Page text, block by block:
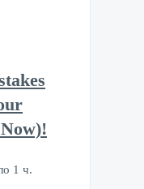
1 ч.